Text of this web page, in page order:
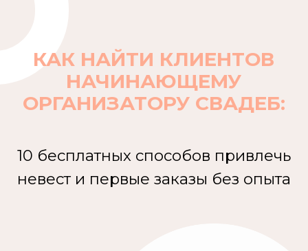
НАЧИНАЮЩЕМУ
ОРГАНИЗАТОРУ СВАДЕБ:
10 бесплатных способов привлечь